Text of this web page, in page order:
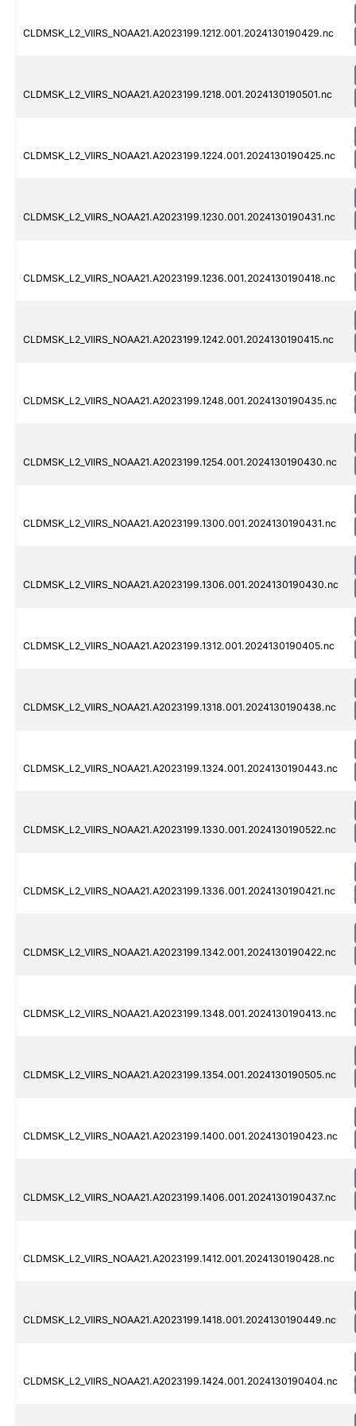
CLDMSK_L2_VIIRS_NOAA21.A2023199.1212.001.2024130190429.nc
CLDMSK_L2_VIIRS_NOAA21.A2023199.1218.001.2024130190501.nc
CLDMSK_L2_VIIRS_NOAA21.A2023199.1224.001.2024130190425.nc
CLDMSK_L2_VIIRS_NOAA21.A2023199.1230.001.2024130190431.nc
CLDMSK_L2_VIIRS_NOAA21.A2023199.1236.001.2024130190418.nc
CLDMSK_L2_VIIRS_NOAA21.A2023199.1242.001.2024130190415.nc
CLDMSK_L2_VIIRS_NOAA21.A2023199.1248.001.2024130190435.nc
CLDMSK_L2_VIIRS_NOAA21.A2023199.1254.001.2024130190430.nc
CLDMSK_L2_VIIRS_NOAA21.A2023199.1300.001.2024130190431.nc
CLDMSK_L2_VIIRS_NOAA21.A2023199.1306.001.2024130190430.nc
CLDMSK_L2_VIIRS_NOAA21.A2023199.1312.001.2024130190405.nc
CLDMSK_L2_VIIRS_NOAA21.A2023199.1318.001.2024130190438.nc
CLDMSK_L2_VIIRS_NOAA21.A2023199.1324.001.2024130190443.nc
CLDMSK_L2_VIIRS_NOAA21.A2023199.1330.001.2024130190522.nc
CLDMSK_L2_VIIRS_NOAA21.A2023199.1336.001.2024130190421.nc
CLDMSK_L2_VIIRS_NOAA21.A2023199.1342.001.2024130190422.nc
CLDMSK_L2_VIIRS_NOAA21.A2023199.1348.001.2024130190413.nc
CLDMSK_L2_VIIRS_NOAA21.A2023199.1354.001.2024130190505.nc
CLDMSK_L2_VIIRS_NOAA21.A2023199.1400.001.2024130190423.nc
CLDMSK_L2_VIIRS_NOAA21.A2023199.1406.001.2024130190437.nc
CLDMSK_L2_VIIRS_NOAA21.A2023199.1412.001.2024130190428.nc
CLDMSK_L2_VIIRS_NOAA21.A2023199.1418.001.2024130190449.nc
CLDMSK_L2_VIIRS_NOAA21.A2023199.1424.001.2024130190404.nc